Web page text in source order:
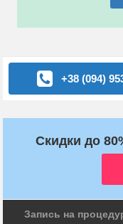
+38 (094)
Скидки до
Запись на